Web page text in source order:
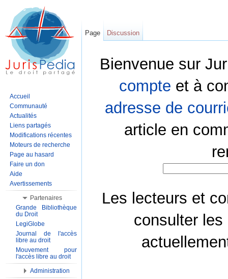
Bienvenue sur
compte et à
adresse de
article en
Les lecteurs et
consulter les
Page Discussion
Accueil
Communauté
Actualités
Liens partagés
Modifications récentes
Moteurs de recherche
Page au hasard
Faire un don
Aide
Avertissements
Partenaires
Grande Bibliothèque
du Droit
LegiGlobe
Journal de l'accès
libre au droit
Mouvement pour
l'accès libre au droit
Administration